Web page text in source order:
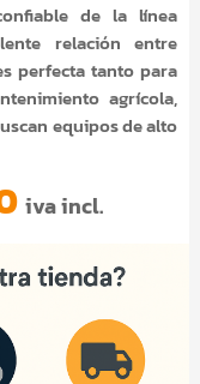
de la línea
relación entre
perfecta tanto para
agrícola,
equipos de alto
El
precio
actual
es:
$3,299.00.
iva incl.